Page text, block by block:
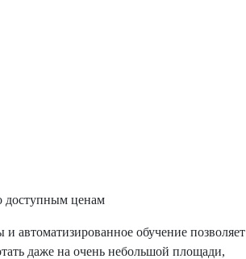
доступным ценам
автоматизированное обучение позволяет
даже на очень небольшой площади,